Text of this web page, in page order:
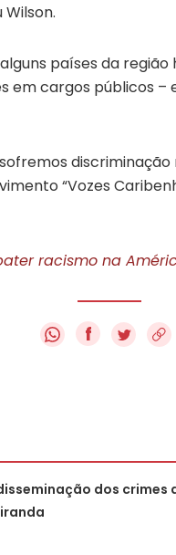
países da
em cargos públicos
“Vozes
racismo na
f
dos crimes